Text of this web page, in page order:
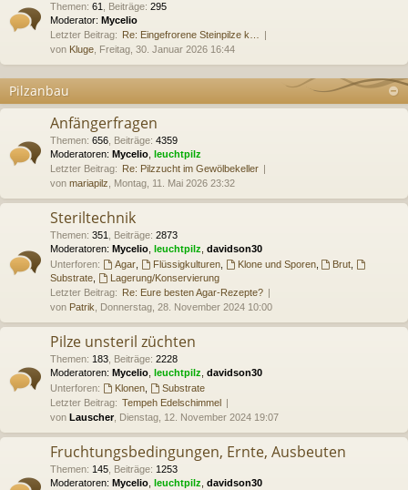
Themen: 61 Beiträge: 295
Moderator: Mycelio
Letzter Beitrag: Re: Eingefrorene Steinpilze k…
von Kluge , Freitag, 30. Januar 2026 16:44
Pilzanbau
Anfängerfragen
Themen: 656 Beiträge: 4359
Moderatoren: Mycelio leuchtpilz
Letzter Beitrag: Re: Pilzzucht im Gewölbekeller
von mariapilz , Montag, 11. Mai 2026 23:32
Steriltechnik
Themen: 351 Beiträge: 2873
Moderatoren: Mycelio leuchtpilz davidson30
Unterforen:
Agar, Flüssigkulturen, Klone und Sporen, Brut
Substrate
Lagerung/Konservierung
Letzter Beitrag: Re: Eure besten Agar-Rezepte?
von Patrik , Donnerstag, 28. November 2024 10:00
Pilze unsteril züchten
Themen: 183 Beiträge: 2228
Moderatoren: Mycelio leuchtpilz davidson30
Unterforen:
Klonen,
Substrate
Letzter Beitrag: Tempeh Edelschimmel
von Lauscher, Dienstag, 12. November 2024 19:07
Fruchtungsbedingungen, Ernte, Ausbeuten
Themen: 145 Beiträge: 1253
Moderatoren: Mycelio leuchtpilz davidson30